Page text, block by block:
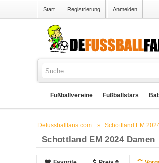
Start Registrierung Anmelden
Fußballvereine Fußballstars
Defussballfans.com Schottland EM
Schottland EM 2024 Damen